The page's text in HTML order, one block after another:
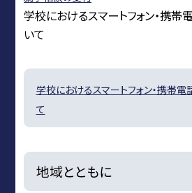
学校におけるスマートフォン・携
いて
学校におけるスマートフォン・携帯
て
地域とともに